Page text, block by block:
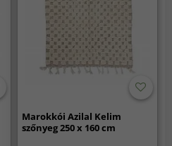
Marokkói Azilal Kelim
szőnyeg 250 x 160 cm